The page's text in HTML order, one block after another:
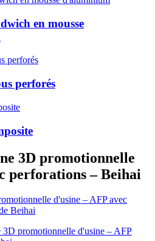
en mousse
perforés
3D promotionnelle
perforations – Beihai